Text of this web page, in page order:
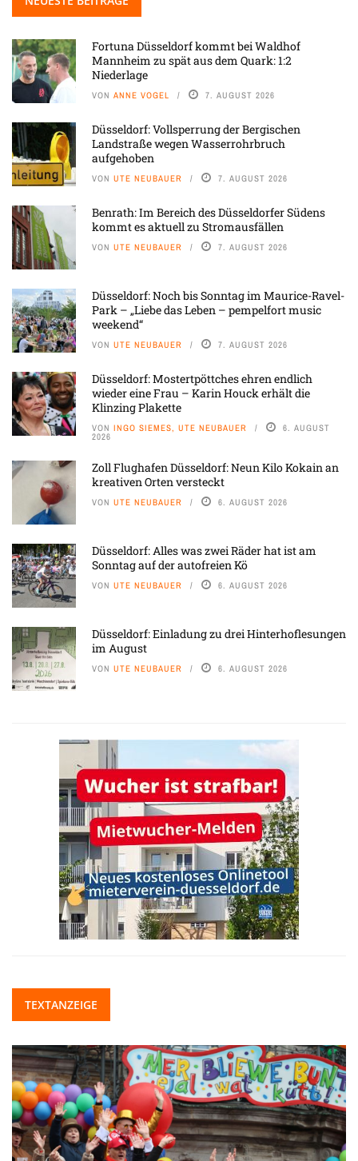
Fortuna Düsseldorf kommt bei Waldhof
Mannheim zu spät aus dem Quark: 1:2
Niederlage
VON ANNE VOGEL 7. AUGUST 2026
Düsseldorf: Vollsperrung der Bergischen
Landstraße wegen Wasserrohrbruch
aufgehoben
VON UTE NEUBAUER 7. AUGUST 2026
Benrath: Im Bereich des Düsseldorfer Südens
kommt es aktuell zu Stromausfällen
VON UTE NEUBAUER 7. AUGUST 2026
Düsseldorf: Noch bis Sonntag im Maurice-Ravel-
Park – „Liebe das Leben – pempelfort music
weekend“
VON UTE NEUBAUER 7. AUGUST 2026
Düsseldorf: Mostertpöttches ehren endlich
wieder eine Frau – Karin Houck erhält die
Klinzing Plakette
VON INGO SIEMES, UTE NEUBAUER 6. AUGUST
2026
Zoll Flughafen Düsseldorf: Neun Kilo Kokain an
kreativen Orten versteckt
VON UTE NEUBAUER 6. AUGUST 2026
Düsseldorf: Alles was zwei Räder hat ist am
Sonntag auf der autofreien Kö
VON UTE NEUBAUER 6. AUGUST 2026
Düsseldorf: Einladung zu drei Hinterhoflesungen
im August
VON UTE NEUBAUER 6. AUGUST 2026
TEXTANZEIGE